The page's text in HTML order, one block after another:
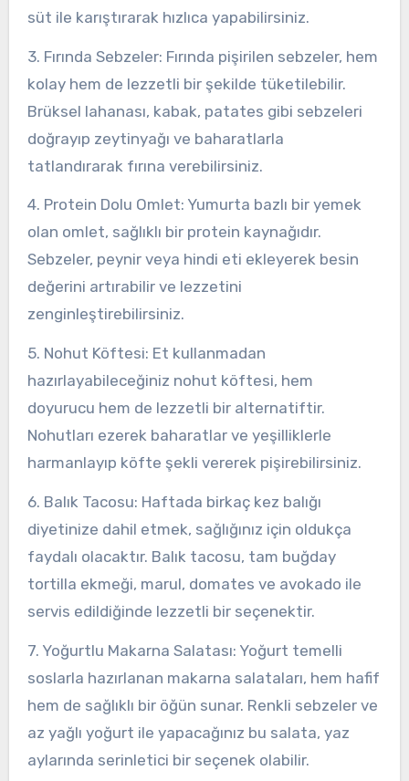
süt ile karıştırarak hızlıca yapabilirsiniz.
3. Fırında Sebzeler: Fırında pişirilen sebzeler, hem
kolay hem de lezzetli bir şekilde tüketilebilir.
Brüksel lahanası, kabak, patates gibi sebzeleri
doğrayıp zeytinyağı ve baharatlarla
tatlandırarak fırına verebilirsiniz.
4. Protein Dolu Omlet: Yumurta bazlı bir yemek
olan omlet, sağlıklı bir protein kaynağıdır.
Sebzeler, peynir veya hindi eti ekleyerek besin
değerini artırabilir ve lezzetini
zenginleştirebilirsiniz.
5. Nohut Köftesi: Et kullanmadan
hazırlayabileceğiniz nohut köftesi, hem
doyurucu hem de lezzetli bir alternatiftir.
Nohutları ezerek baharatlar ve yeşilliklerle
harmanlayıp köfte şekli vererek pişirebilirsiniz.
6. Balık Tacosu: Haftada birkaç kez balığı
diyetinize dahil etmek, sağlığınız için oldukça
faydalı olacaktır. Balık tacosu, tam buğday
tortilla ekmeği, marul, domates ve avokado ile
servis edildiğinde lezzetli bir seçenektir.
7. Yoğurtlu Makarna Salatası: Yoğurt temelli
soslarla hazırlanan makarna salataları, hem hafif
hem de sağlıklı bir öğün sunar. Renkli sebzeler ve
az yağlı yoğurt ile yapacağınız bu salata, yaz
aylarında serinletici bir seçenek olabilir.